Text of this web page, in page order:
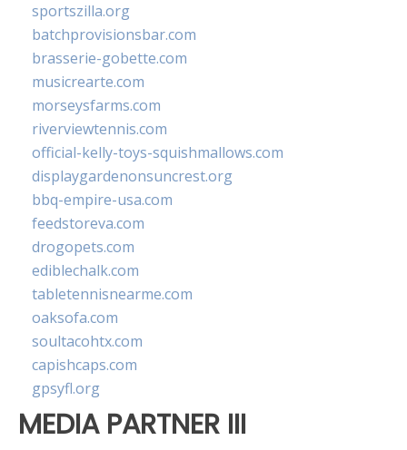
sportszilla.org
batchprovisionsbar.com
brasserie-gobette.com
musicrearte.com
morseysfarms.com
riverviewtennis.com
official-kelly-toys-squishmallows.com
displaygardenonsuncrest.org
bbq-empire-usa.com
feedstoreva.com
drogopets.com
ediblechalk.com
tabletennisnearme.com
oaksofa.com
soultacohtx.com
capishcaps.com
gpsyfl.org
MEDIA PARTNER III